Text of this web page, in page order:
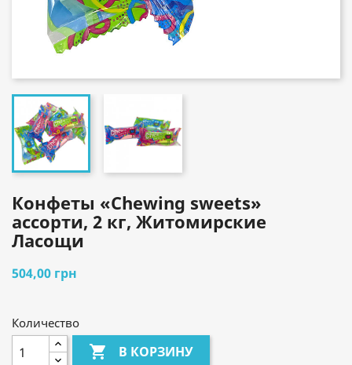
Конфеты «Chewing sweets»
ассорти, 2 кг, Житомирские
Ласощи
504,00 грн
Количество
 В КОРЗИНУ